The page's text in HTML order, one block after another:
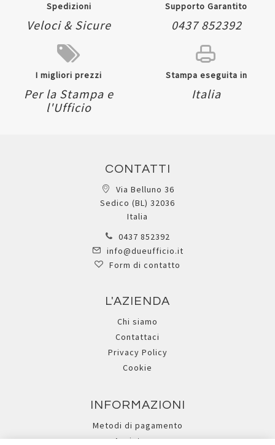
Spedizioni
Veloci & Sicure
Supporto Garantito
0437 852392
I migliori prezzi
Per la Stampa e
l'Ufficio
Stampa eseguita in
Italia
CONTATTI
Via Belluno 36
Sedico (BL) 32036
Italia
0437 852392
info@dueufficio.it
Form di contatto
L'AZIENDA
Chi siamo
Contattaci
Privacy Policy
Cookie
INFORMAZIONI
Metodi di pagamento
Assistenza